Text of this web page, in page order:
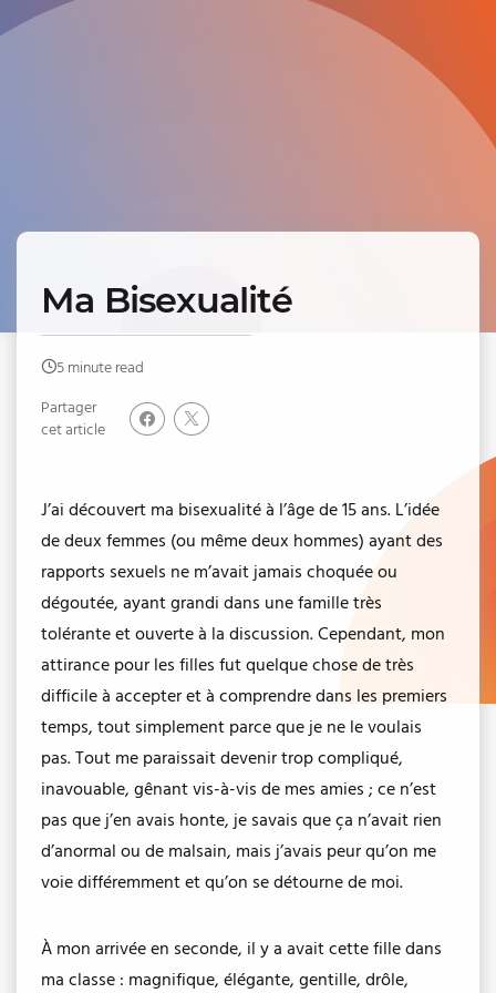
Ma Bisexualité
5 minute read
Partager
cet article
J’ai découvert ma bisexualité à l’âge de 15 ans. L’idée
de deux femmes (ou même deux hommes) ayant des
rapports sexuels ne m’avait jamais choquée ou
dégoutée, ayant grandi dans une famille très
tolérante et ouverte à la discussion. Cependant, mon
attirance pour les filles fut quelque chose de très
difficile à accepter et à comprendre dans les premiers
temps, tout simplement parce que je ne le voulais
pas. Tout me paraissait devenir trop compliqué,
inavouable, gênant vis-à-vis de mes amies ; ce n’est
pas que j’en avais honte, je savais que ça n’avait rien
d’anormal ou de malsain, mais j’avais peur qu’on me
voie différemment et qu’on se détourne de moi.
À mon arrivée en seconde, il y a avait cette fille dans
ma classe : magnifique, élégante, gentille, drôle,